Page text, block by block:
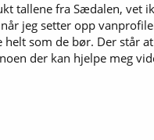
tallene fra Sædalen, vet
jeg setter opp
som de bør. Der står
noen der kan hjelpe meg